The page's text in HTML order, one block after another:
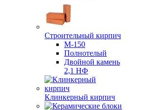
Строительный кирпич
М-150
Полнотелый
Двойной камень
2,1 НФ
Клинкерный кирпич